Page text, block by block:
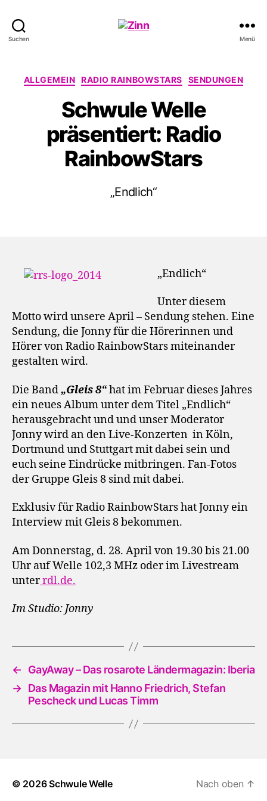
Suchen Menü
Kategorien
ALLGEMEIN RADIO RAINBOWSTARS SENDUNGEN
Schwule Welle
präsentiert: Radio
RainbowStars
„Endlich“
„Endlich“
Unter diesem
Motto wird unsere April – Sendung stehen. Eine
Sendung, die Jonny für die Hörerinnen und
Hörer von Radio RainbowStars miteinander
gestalten wird.
Die Band „Gleis 8“hat im Februar dieses Jahres
ein neues Album unter dem Titel „Endlich“
herausgebracht und und unser Moderator
Jonny wird an den Live-Konzerten in Köln,
Dortmund und Stuttgart mit dabei sein und
euch seine Eindrücke mitbringen. Fan-Fotos
der Gruppe Gleis 8 sind mit dabei.
Exklusiv für Radio RainbowStars hat Jonny ein
Interview mit Gleis 8 bekommen.
Am Donnerstag, d. 28. April von 19.30 bis 21.00
Uhr auf Welle 102,3 MHz oder im Livestream
unterrdl.de.
Im Studio: Jonny
←
GayAway – Das rosarote Länder­magazin: Iberia
→ Das Magazin mit Hanno Friedrich, Stefan
Pescheck und Lucas Timm
© 2026Schwule Welle Nach oben ↑